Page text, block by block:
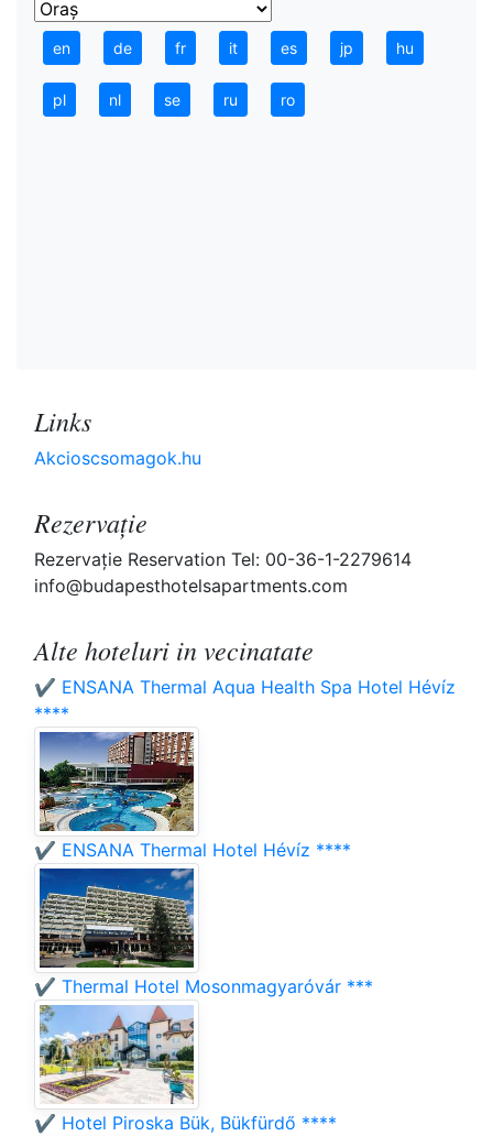
en de fr it es jp hu
pl nl se ru ro
Links
Akcioscsomagok.hu
Rezervaţie
Rezervaţie Reservation Tel: 00-36-1-2279614
info@budapesthotelsapartments.com
Alte hoteluri in vecinatate
✔️ ENSANA Thermal Aqua Health Spa Hotel Hévíz
****
✔️ ENSANA Thermal Hotel Hévíz ****
✔️ Thermal Hotel Mosonmagyaróvár ***
✔️ Hotel Piroska Bük, Bükfürdő ****